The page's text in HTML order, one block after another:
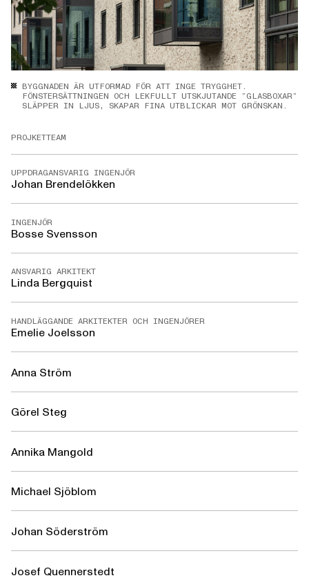
BYGGNADEN ÄR UTFORMAD FÖR ATT INGE TRYGGHET.
FÖNSTERSÄTTNINGEN OCH LEKFULLT UTSKJUTANDE ”GLASBOXAR”
SLÄPPER IN LJUS, SKAPAR FINA UTBLICKAR MOT GRÖNSKAN.
PROJKETTEAM
UPPDRAGANSVARIG INGENJÖR
Johan Brendelökken
INGENJÖR
Bosse Svensson
ANSVARIG ARKITEKT
Linda Bergquist
HANDLÄGGANDE ARKITEKTER OCH INGENJÖRER
Emelie Joelsson
Anna Ström
Görel Steg
Annika Mangold
Michael Sjöblom
Johan Söderström
Josef Quennerstedt